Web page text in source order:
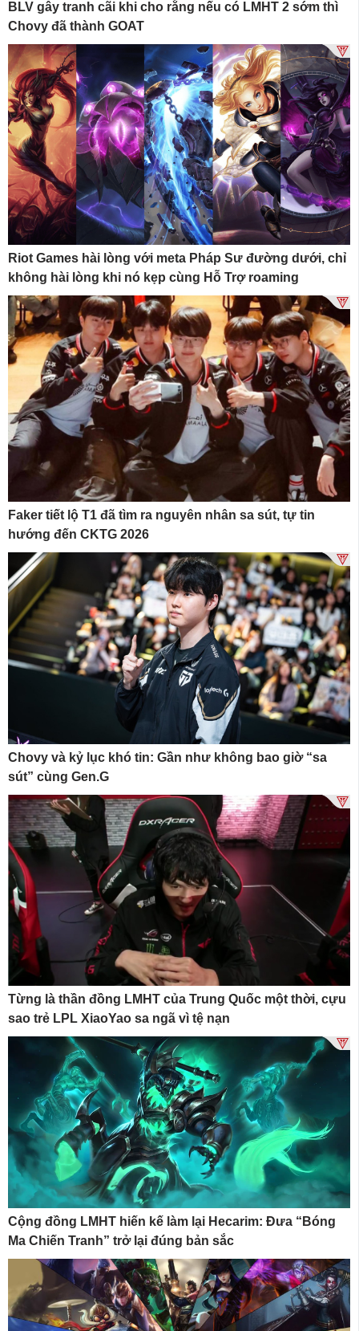
BLV gây tranh cãi khi cho rằng nếu có LMHT 2 sớm thì
Chovy đã thành GOAT
Riot Games hài lòng với meta Pháp Sư đường dưới, chỉ
không hài lòng khi nó kẹp cùng Hỗ Trợ roaming
Faker tiết lộ T1 đã tìm ra nguyên nhân sa sút, tự tin
hướng đến CKTG 2026
Chovy và kỷ lục khó tin: Gần như không bao giờ “sa
sút” cùng Gen.G
Từng là thần đồng LMHT của Trung Quốc một thời, cựu
sao trẻ LPL XiaoYao sa ngã vì tệ nạn
Cộng đồng LMHT hiến kế làm lại Hecarim: Đưa “Bóng
Ma Chiến Tranh” trở lại đúng bản sắc